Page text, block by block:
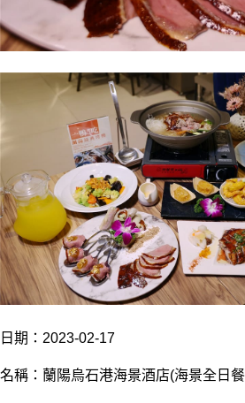
日期：2023-02-17
名稱：蘭陽烏石港海景酒店(海景全日